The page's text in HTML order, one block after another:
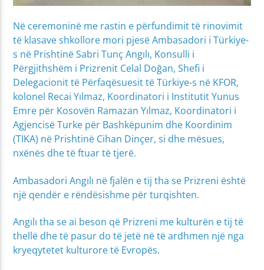
Në ceremoninë me rastin e përfundimit të rinovimit
të klasave shkollore mori pjesë Ambasadori i Türkiye-
s në Prishtinë Sabri Tunç Angılı, Konsulli i
Përgjithshëm i Prizrenit Celal Doğan, Shefi i
Delegacionit të Përfaqësuesit të Türkiye-s në KFOR,
kolonel Recai Yılmaz, Koordinatori i Institutit Yunus
Emre për Kosovën Ramazan Yılmaz, Koordinatori i
Agjencisë Turke për Bashkëpunim dhe Koordinim
(TIKA) në Prishtinë Cihan Dinçer, si dhe mësues,
nxënës dhe të ftuar të tjerë.
Ambasadori Angılı në fjalën e tij tha se Prizreni është
një qendër e rëndësishme për turqishten.
Angılı tha se ai beson që Prizreni me kulturën e tij të
thellë dhe të pasur do të jetë në të ardhmen një nga
kryeqytetet kulturore të Evropës.